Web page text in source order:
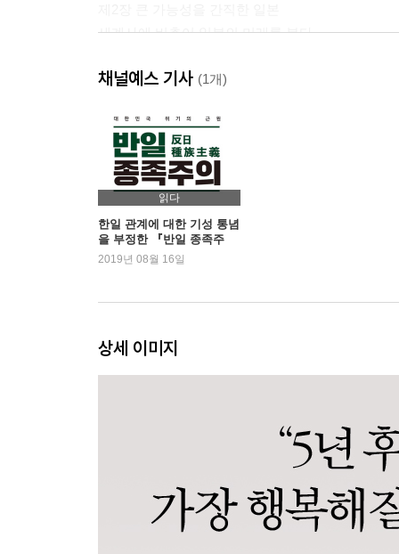
세계사에 비추어 일본의 미래를 본다
이민자를 받아들이는 나라는 번영하고 거부하는
일본이 부흥하는 길
제3장 중국, 세계의 패권국에 가장 근접한 나라
중국은 여전히 폭발적인 성장 가능성이 있다
중국에 투자하려면 환경 비즈니스, 인프라, 헬스 산
차이나 리스크는 어디에 있을까?
‘또 하나의 중화경제권’ 타이완과 마카오
미국의 상승세가 막을 내린 후의 세계
인도 경제는 어떻게 될까?
제5장 투자의 원칙?큰 변화의 파도 앞에서 꾸물거
투자는 쉽지 않지만 비결만 알면 누구나 할 수 있다
전 재산을 잃고 깨달은 인생철학
경제의 변동에 좌우되지 않는 인생을 보내는 비결
채널예스 기사 (1개)
읽다
한일 관계에 대한 기성 통념
을 부정한 『반일 종족주
의』 새롭게 1위 등극
2019년 08월 16일
상세 이미지